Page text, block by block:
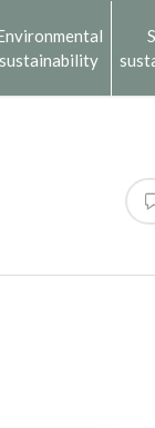
sustainability